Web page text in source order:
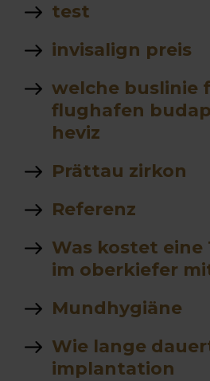
test
invisalign preis
welche buslinie
flughafen
heviz
Prättau zirkon
Referenz
Was kostet eine
im oberkiefer
Mundhygiäne
Wie lange
implantation